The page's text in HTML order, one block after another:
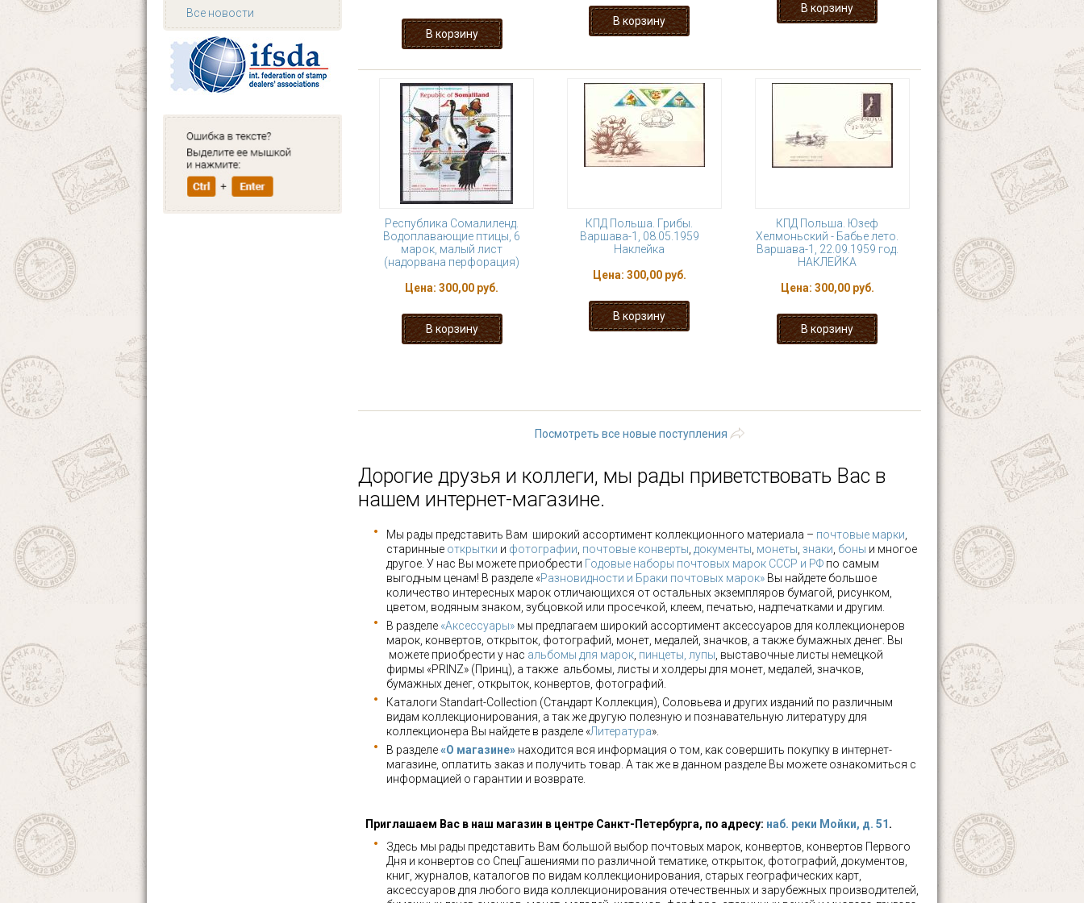
Все новости
Республика Сомалиленд.
Водоплавающие птицы, 6
марок, малый лист
(надорвана перфорация)
Цена: 300,00 руб.
КПД Польша. Грибы.
Варшава-1, 08.05.1959
Наклейка
Цена: 300,00 руб.
КПД Польша. Юзеф
Хелмоньский - Бабье лето.
Варшава-1, 22.09.1959 год.
НАКЛЕЙКА
Цена: 300,00 руб.
Посмотреть все новые поступления
Дорогие друзья и коллеги, мы рады приветствовать Вас в
нашем интернет-магазине.
Мы рады представить Вам широкий ассортимент коллекционного материала – почтовые марки
старинные открытки и фотографии почтовые конверты документы монеты знаки боны и многое
другое. У нас Вы можете приобрести Годовые наборы почтовых марок СССР и РФ по самым
выгодным ценам! В разделе «Разновидности и Браки почтовых марок» Вы найдете большое
количество интересных марок отличающихся от остальных экземпляров бумагой, рисунком,
цветом, водяным знаком, зубцовкой или просечкой, клеем, печатью, надпечатками и другим.
В разделе «Аксессуары» мы предлагаем широкий ассортимент аксессуаров для коллекционеров
марок, конвертов, открыток, фотографий, монет, медалей, значков, а также бумажных денег. Вы
можете приобрести у нас альбомы для марок пинцеты, лупы , выставочные листы немецкой
фирмы «PRINZ» (Принц), а также альбомы, листы и холдеры для монет, медалей, значков,
бумажных денег, открыток, конвертов, фотографий.
Каталоги Standart-Collection (Стандарт Коллекция), Соловьева и других изданий по различным
видам коллекционирования, а так же другую полезную и познавательную литературу для
коллекционера Вы найдете в разделе «Литература».
В разделе«О магазине» находится вся информация о том, как совершить покупку в интернет-
магазине, оплатить заказ и получить товар. А так же в данном разделе Вы можете ознакомиться с
информацией о гарантии и возврате.
Приглашаем Вас в наш магазин в центре Санкт-Петербурга, по адресу: наб. реки Мойки, д. 51 .
Здесь мы рады представить Вам большой выбор почтовых марок, конвертов, конвертов Первого
Дня и конвертов со СпецГашениями по различной тематике, открыток, фотографий, документов,
книг, журналов, каталогов по видам коллекционирования, старых географических карт,
аксессуаров для любого вида коллекционирования отечественных и зарубежных производителей,